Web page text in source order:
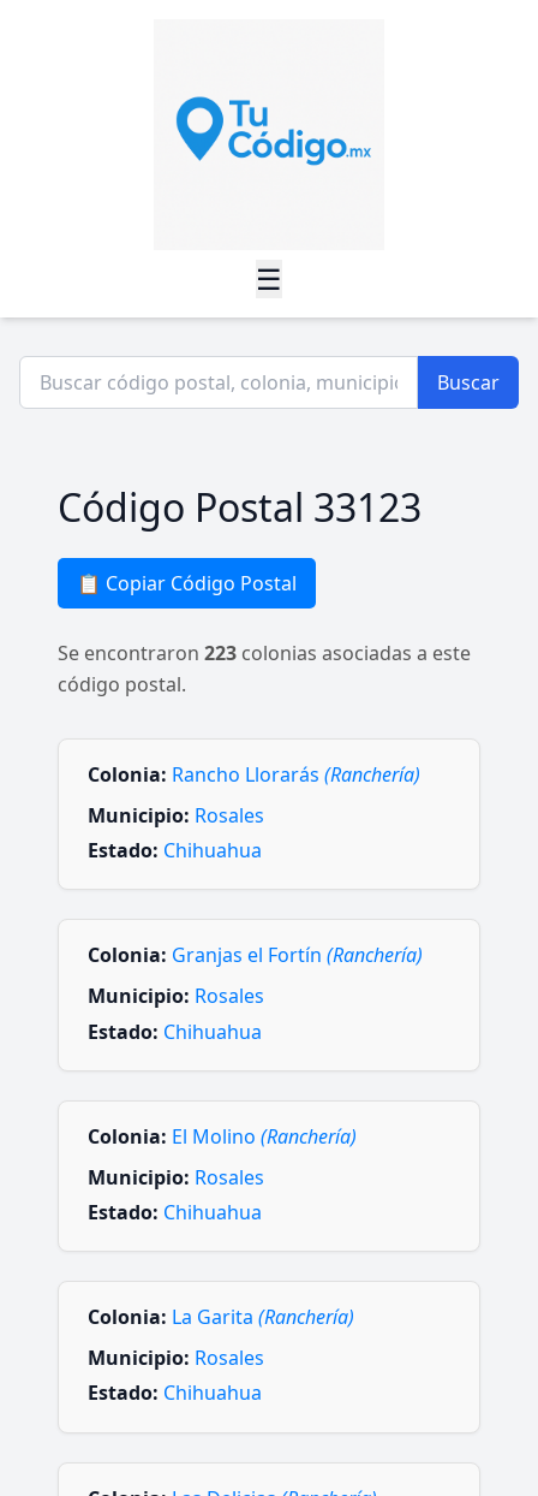
☰
Buscar
Código Postal 33123
📋 Copiar Código Postal
Se encontraron 223 colonias asociadas a este
código postal.
Colonia: Rancho Llorarás (Ranchería)
Municipio: Rosales
Estado: Chihuahua
Colonia: Granjas el Fortín (Ranchería)
Municipio: Rosales
Estado: Chihuahua
Colonia: El Molino (Ranchería)
Municipio: Rosales
Estado: Chihuahua
Colonia: La Garita (Ranchería)
Municipio: Rosales
Estado: Chihuahua